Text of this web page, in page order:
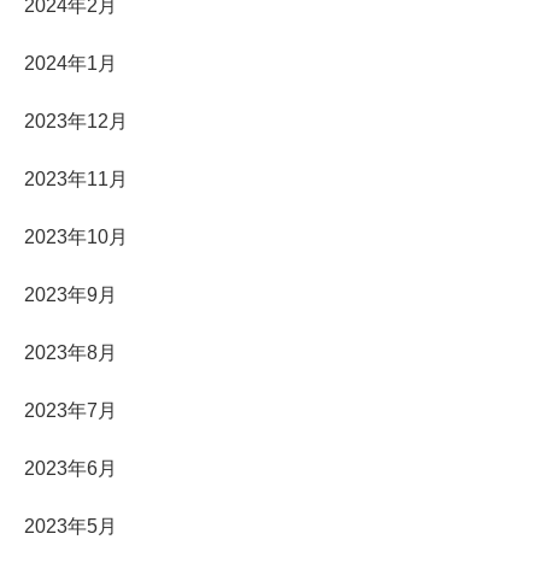
2024年2月
2024年1月
2023年12月
2023年11月
2023年10月
2023年9月
2023年8月
2023年7月
2023年6月
2023年5月